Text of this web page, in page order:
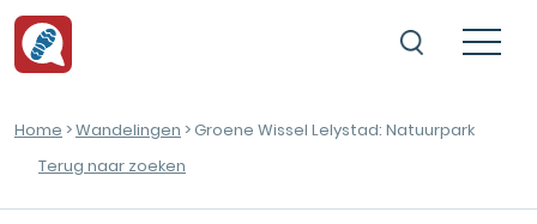
Home >Wandelingen > Groene Wissel Lelystad: Natuurpark
Terug naar zoeken